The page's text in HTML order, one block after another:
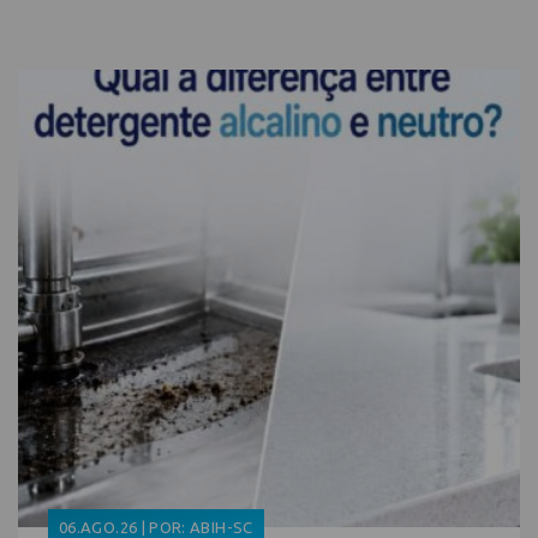
06.AGO.26 | POR: ABIH-SC